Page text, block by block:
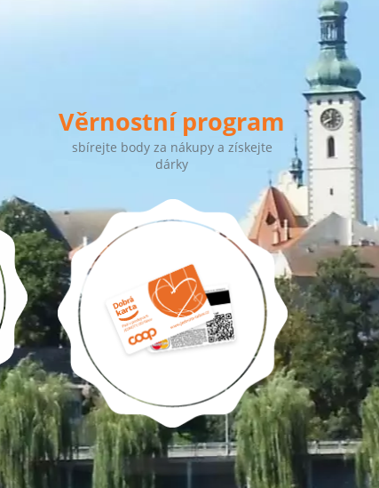
Věrnostní program
sbírejte body za nákupy a získejte
dárky